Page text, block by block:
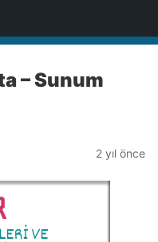
– Sunum
2 yıl önce